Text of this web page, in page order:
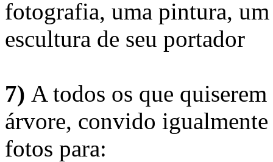
fotografia, uma pintura,
escultura de seu portador
7) A todos os que
árvore, convido
fotos para: